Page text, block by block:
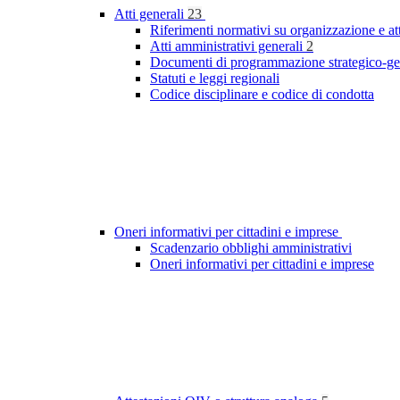
Atti generali 23
Riferimenti normativi su organizzazione e
Atti amministrativi generali 2
Documenti di programmazione strategico-
Statuti e leggi regionali
Codice disciplinare e codice di condotta
Oneri informativi per cittadini e imprese
Scadenzario obblighi amministrativi
Oneri informativi per cittadini e imprese